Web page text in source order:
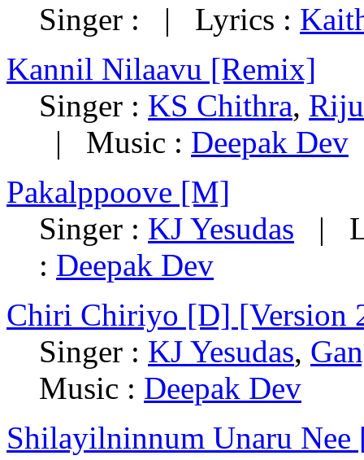
Singer : | Lyrics :
Kannil Nilaavu [Remix]
Singer : KS Chithra,
| Music : Deepak Dev
Pakalppoove [M]
Singer : KJ Yesudas |
: Deepak Dev
Chiri Chiriyo [D] [Version
Singer : KJ Yesudas,
Music : Deepak Dev
Shilayilninnum Unaru Nee